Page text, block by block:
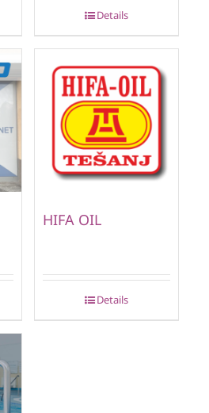
Details
HIFA OIL
Details